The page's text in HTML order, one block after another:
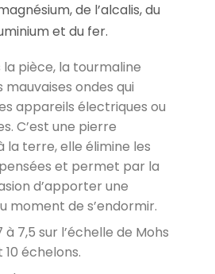
de l’alcalis, du
et du fer.
la pièce, la tourmaline
ondes qui
appareils électriques ou
C’est une pierre
la terre, elle élimine les
et permet par la
d’apporter une
moment de s’endormir.
7,5 sur l’échelle de Mohs
échelons.